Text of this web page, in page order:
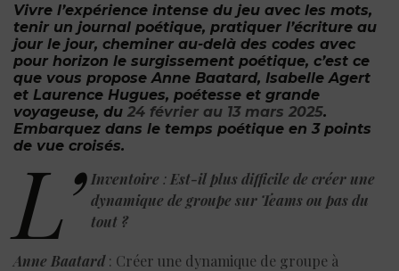
Vivre l’expérience intense du jeu avec les mots,
tenir un journal poétique, pratiquer l’écriture au
jour le jour, cheminer au-delà des codes avec
pour horizon le surgissement poétique, c’est ce
que vous propose Anne Baatard, Isabelle Agert
et Laurence Hugues, poétesse et grande
voyageuse, du 24 février au 13 mars 2025.
Embarquez dans le temps poétique en 3 points
de vue croisés.
L’ Inventoire : Est-il plus difficile de créer une
dynamique de groupe sur Teams ou pas du
tout ?
Anne Baatard: Créer une dynamique de groupe à